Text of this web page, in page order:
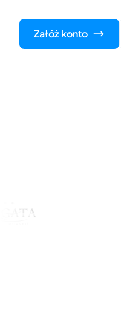
Załóż konto